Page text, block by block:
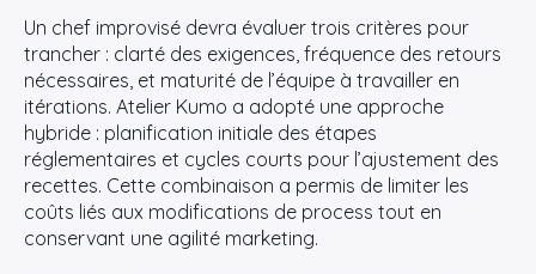
Un chef improvisé devra évaluer trois critères pour
trancher : clarté des exigences, fréquence des retours
nécessaires, et maturité de l’équipe à travailler en
itérations. Atelier Kumo a adopté une approche
hybride : planification initiale des étapes
réglementaires et cycles courts pour l’ajustement des
recettes. Cette combinaison a permis de limiter les
coûts liés aux modifications de process tout en
conservant une agilité marketing.